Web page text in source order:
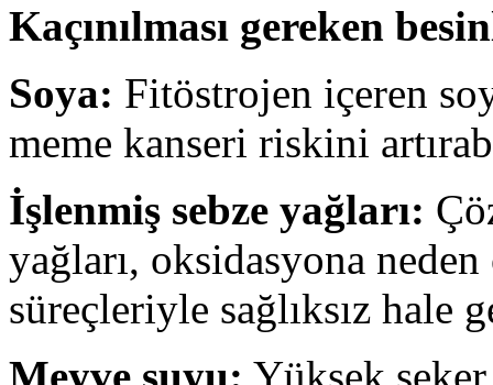
Kaçınılması gereken
Soya: Fitöstrojen içeren
meme kanseri riskini
İşlenmiş sebze yağları:
yağları, oksidasyona
süreçleriyle sağlıksız hale
Meyve suyu: Yüksek